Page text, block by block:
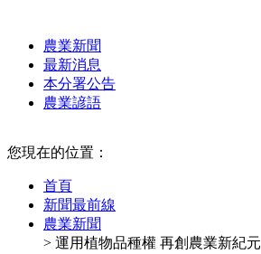
農業新聞
最新消息
本分署公告
農業諺語
您現在的位置：
首頁
新聞最前線
農業新聞
> 運用植物品種權 再創農業新紀元